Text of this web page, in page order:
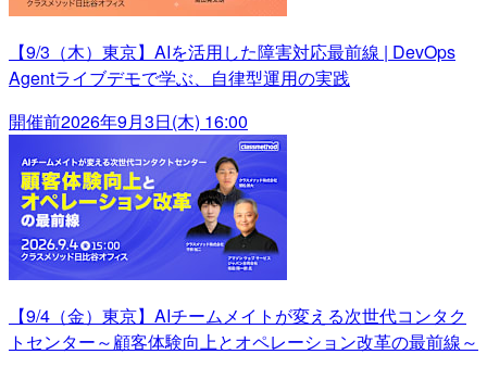
【9/3（木）東京】AIを活用した障害対応最前線 | DevOps
Agentライブデモで学ぶ、自律型運用の実践
開催前2026年9月3日(木) 16:00
【9/4（金）東京】AIチームメイトが変える次世代コンタク
トセンター～顧客体験向上とオペレーション改革の最前線～